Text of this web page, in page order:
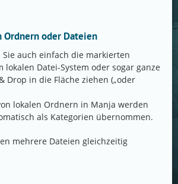
Ordnern oder Dateien
auch einfach die markierten
lokalen Datei-System oder sogar ganze
Drop in die Fläche ziehen („oder
lokalen Ordnern in Manja werden
als Kategorien übernommen.
mehrere Dateien gleichzeitig